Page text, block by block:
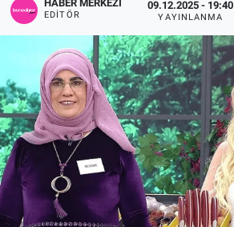
HABER MERKEZI
EDITÖR
09.12.2025 - 19:40
YAYINLANMA